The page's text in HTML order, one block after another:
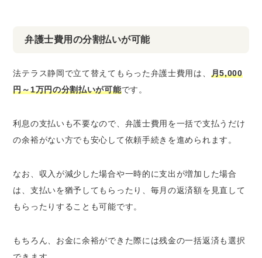
弁護士費用の分割払いが可能
法テラス静岡で立て替えてもらった弁護士費用は、 月5,000
円～1万円の分割払いが可能です。
利息の支払いも不要なので、弁護士費用を一括で支払うだけ
の余裕がない方でも安心して依頼手続きを進められます。
なお、収入が減少した場合や一時的に支出が増加した場合
は、支払いを猶予してもらったり、毎月の返済額を見直して
もらったりすることも可能です。
もちろん、お金に余裕ができた際には残金の一括返済も選択